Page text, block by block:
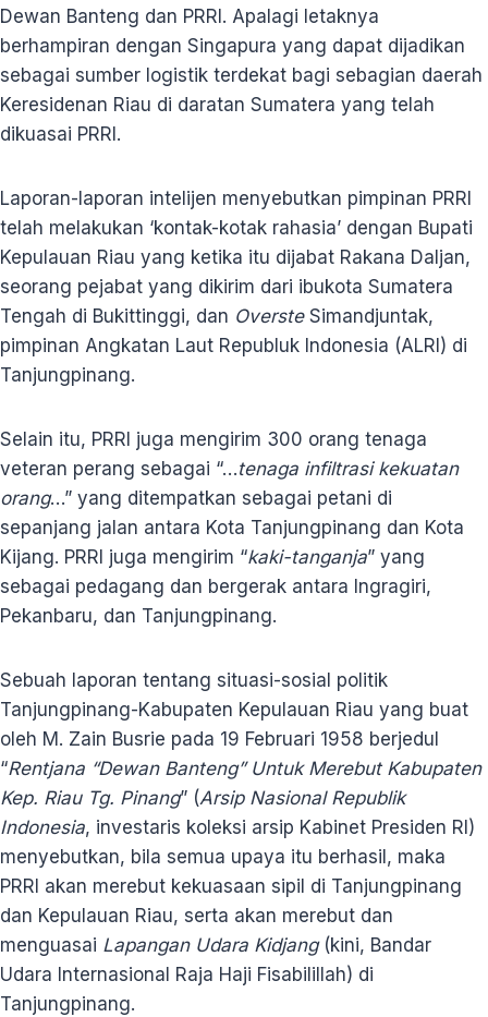
Dewan Banteng dan PRRI. Apalagi letaknya
berhampiran dengan Singapura yang dapat dijadikan
sebagai sumber logistik terdekat bagi sebagian daerah
Keresidenan Riau di daratan Sumatera yang telah
dikuasai PRRI.
Laporan-laporan intelijen menyebutkan pimpinan PRRI
telah melakukan ‘kontak-kotak rahasia’ dengan Bupati
Kepulauan Riau yang ketika itu dijabat Rakana Daljan,
seorang pejabat yang dikirim dari ibukota Sumatera
Tengah di Bukittinggi, dan OversteSimandjuntak,
pimpinan Angkatan Laut Republuk Indonesia (ALRI) di
Tanjungpinang.
Selain itu, PRRI juga mengirim 300 orang tenaga
veteran perang sebagai “…tenaga infiltrasi kekuatan
orang…” yang ditempatkan sebagai petani di
sepanjang jalan antara Kota Tanjungpinang dan Kota
Kijang. PRRI juga mengirim “kaki-tanganja” yang
sebagai pedagang dan bergerak antara Ingragiri,
Pekanbaru, dan Tanjungpinang.
Sebuah laporan tentang situasi-sosial politik
Tanjungpinang-Kabupaten Kepulauan Riau yang buat
oleh M. Zain Busrie pada 19 Februari 1958 berjedul
“Rentjana “Dewan Banteng” Untuk Merebut Kabupaten
Kep. Riau Tg. Pinang” (Arsip Nasional Republik
Indonesia, investaris koleksi arsip Kabinet Presiden RI)
menyebutkan, bila semua upaya itu berhasil, maka
PRRI akan merebut kekuasaan sipil di Tanjungpinang
dan Kepulauan Riau, serta akan merebut dan
menguasai Lapangan Udara Kidjang (kini, Bandar
Udara Internasional Raja Haji Fisabilillah) di
Tanjungpinang.